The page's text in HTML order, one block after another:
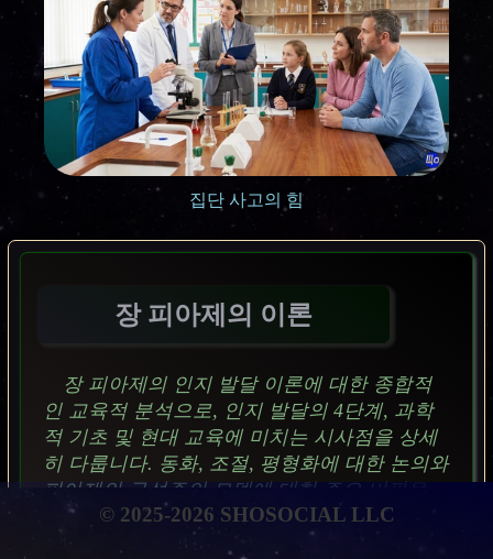
집단 사고의 힘
장 피아제의 이론
장 피아제의 인지 발달 이론에 대한 종합적
인 교육적 분석으로, 인지 발달의 4단계, 과학
적 기초 및 현대 교육에 미치는 시사점을 상세
히 다룹니다. 동화, 조절, 평형화에 대한 논의와
피아제의 구성주의 모델에 대한 주요 비판을
포함합니다.© 2025-2026 SHOSOCIAL LLC